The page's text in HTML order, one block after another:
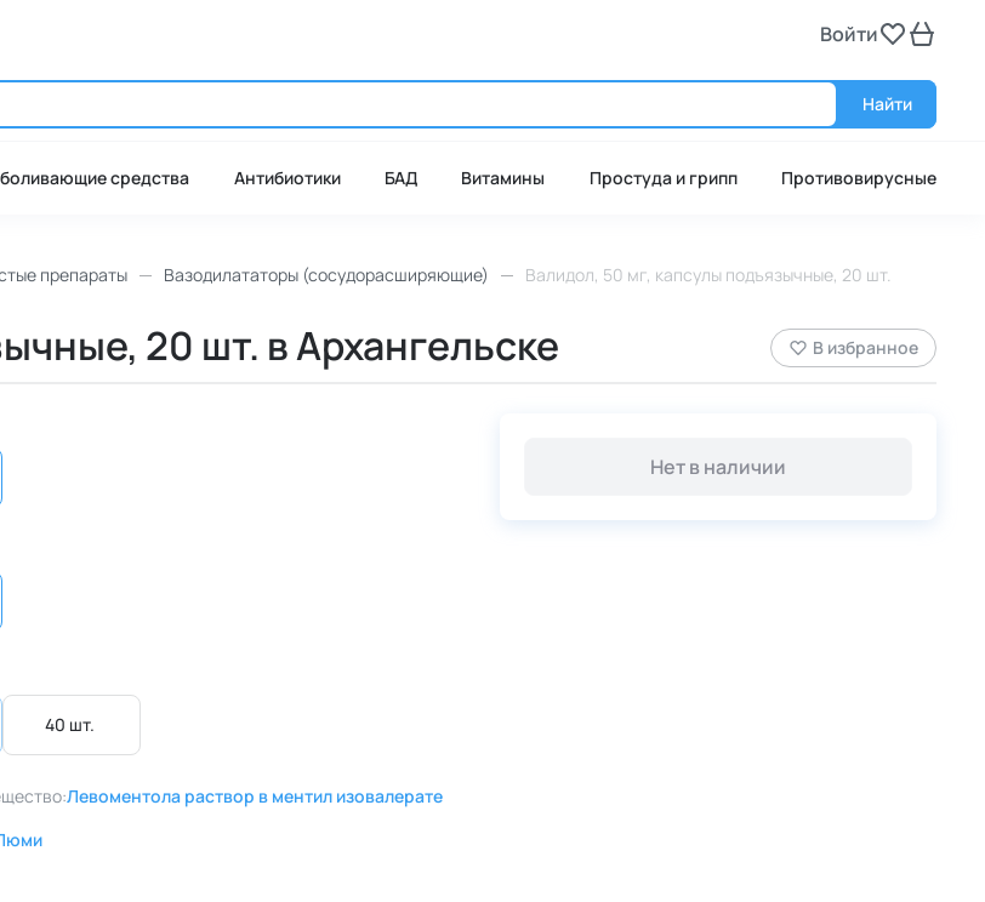
Войти
Найти
средства Антибиотики БАД Витамины Простуда и грипп Противовирусные
препараты Вазодилататоры (сосудорасширяющие) Валидол, 50 мг, капсулы подъязычные, 20 шт.
20 шт. в Архангельске В избранное
40 шт.
Левоментола раствор в ментил изовалерате
Нет в наличии